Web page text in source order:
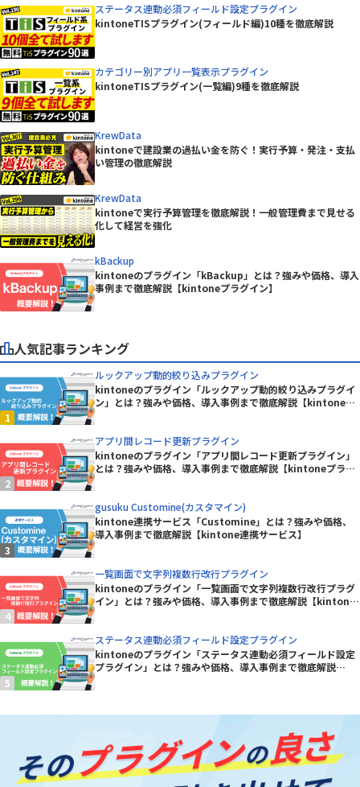
ステータス連動必須フィールド設定プラグイン
kintoneTISプラグイン(フィールド編)10種を徹底解説
カテゴリー別アプリ一覧表示プラグイン
kintoneTISプラグイン(一覧編)9種を徹底解説
KrewData
kintoneで建設業の過払い金を防ぐ！実行予算・発注・支払
い管理の徹底解説
KrewData
kintoneで実行予算管理を徹底解説！一般管理費まで見せる
化して経営を強化
kBackup
kintoneのプラグイン「kBackup」とは？強みや価格、導入
事例まで徹底解説【kintoneプラグイン】
人気記事ランキング
ルックアップ動的絞り込みプラグイン
kintoneのプラグイン「ルックアップ動的絞り込みプラグイ
ン」とは？強みや価格、導入事例まで徹底解説【kintoneプ
アプリ間レコード更新プラグイン
kintoneのプラグイン「アプリ間レコード更新プラグイン」
とは？強みや価格、導入事例まで徹底解説【kintoneプラグ
gusuku Customine(カスタマイン)
kintone連携サービス「Customine」とは？強みや価格、
導入事例まで徹底解説【kintone連携サービス】
一覧画面で文字列複数行改行プラグイン
kintoneのプラグイン「一覧画面で文字列複数行改行プラグ
イン」とは？強みや価格、導入事例まで徹底解説【kintone
ステータス連動必須フィールド設定プラグイン
kintoneのプラグイン「ステータス連動必須フィールド設定
プラグイン」とは？強みや価格、導入事例まで徹底解説